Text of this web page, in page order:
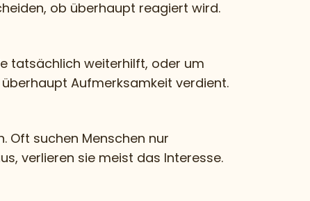
ob überhaupt reagiert wird.
tatsächlich weiterhilft, oder um
Aufmerksamkeit verdient.
Oft suchen Menschen nur
verlieren sie meist das Interesse.